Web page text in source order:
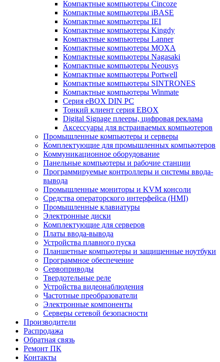
Компактные компьютеры Cincoze
Компактные компьютеры iBASE
Компактные компьютеры IEI
Компактные компьютеры Kingdy
Компактные компьютеры Lanner
Компактные компьютеры MOXA
Компактные компьютеры Nagasaki
Компактные компьютеры Neousys
Компактные компьютеры Portwell
Компактные компьютеры SINTRONES
Компактные компьютеры Winmate
Серия eBOX DIN PC
Тонкий клиент серия EBOX
Digital Signage плееры, цифровая реклама
Аксессуары для встраиваемых компьютеров
Промышленные компьютеры и серверы
Комплектующие для промышленных компьютеров
Коммуникационное оборудование
Панельные компьютеры и рабочие станции
Программируемые контроллеры и системы ввода-
вывода
Промышленные мониторы и KVM консоли
Средства операторского интерфейса (HMI)
Промышленные клавиатуры
Электронные диски
Комплектующие для серверов
Платы ввода-вывода
Устройства плавного пуска
Планшетные компьютеры и защищенные ноутбуки
Программное обеспечение
Сервоприводы
Твердотельные реле
Устройства видеонаблюдения
Частотные преобразователи
Электронные компоненты
Серверы сетевой безопасности
Производители
Распродажа
Обратная связь
Ремонт ПК
Контакты